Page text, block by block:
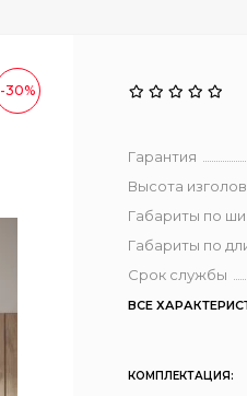
-30%
Гарантия
Высота
Габариты по
Габариты по
Срок службы
ВСЕ
КОМПЛЕКТАЦИЯ: